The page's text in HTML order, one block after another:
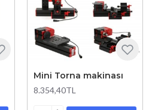
Mini Torna makinası
8.354,40TL